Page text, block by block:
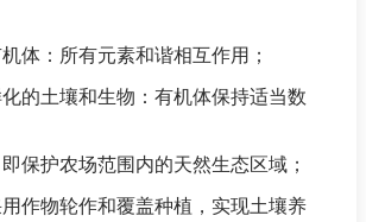
体：所有元素和谐相互作用；
的土壤和生物：有机体保持适当数
保护农场范围内的天然生态区域；
作物轮作和覆盖种植，实现土壤养